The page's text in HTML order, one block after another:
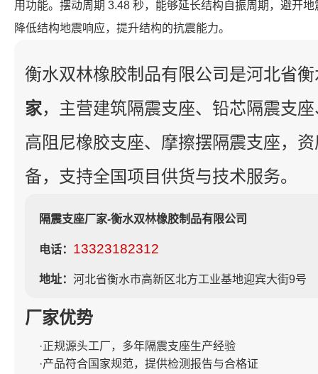
用功能。摆动周期 3.48 秒，能够延长结构自振周期，避开
降低结构地震响应，提升结构的抗震能力。
衡水双林橡胶制品有限公司是河北省
家，主营建筑隔震支座、铅芯隔震支
高阻尼橡胶支座、摩擦摆隔震支座，
备，支持全国项目供货与技术服务。
隔震支座厂家-衡水双林橡胶制品有限公司
电话： 13323182312
地址： 河北省衡水市高新区北方工业基地迎宾大街9号
厂家优势
·正规源头工厂，多年隔震支座生产经验
·产品符合国家规范，提供检测报告与合格证